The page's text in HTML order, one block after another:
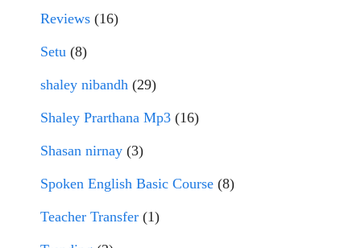
Reviews (16)
Setu (8)
shaley nibandh (29)
Shaley Prarthana Mp3 (16)
Shasan nirnay (3)
Spoken English Basic Course (8)
Teacher Transfer (1)